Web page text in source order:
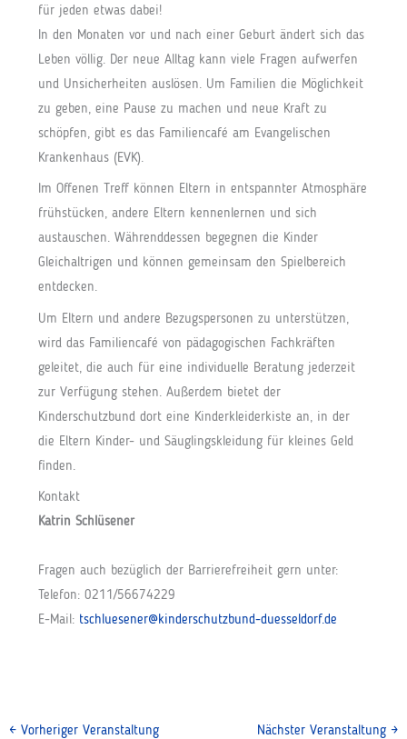
für jeden etwas dabei!
In den Monaten vor und nach einer Geburt ändert sich das
Leben völlig. Der neue Alltag kann viele Fragen aufwerfen
und Unsicherheiten auslösen. Um Familien die Möglichkeit
zu geben, eine Pause zu machen und neue Kraft zu
schöpfen, gibt es das Familiencafé am Evangelischen
Krankenhaus (EVK).
Im Offenen Treff können Eltern in entspannter Atmosphäre
frühstücken, andere Eltern kennenlernen und sich
austauschen. Währenddessen begegnen die Kinder
Gleichaltrigen und können gemeinsam den Spielbereich
entdecken.
Um Eltern und andere Bezugspersonen zu unterstützen,
wird das Familiencafé von pädagogischen Fachkräften
geleitet, die auch für eine individuelle Beratung jederzeit
zur Verfügung stehen. Außerdem bietet der
Kinderschutzbund dort eine Kinderkleiderkiste an, in der
die Eltern Kinder- und Säuglingskleidung für kleines Geld
finden.
Kontakt
Katrin Schlüsener
Fragen auch bezüglich der Barrierefreiheit gern unter:
Telefon: 0211/56674229
E-Mail: tschluesener@kinderschutzbund-duesseldorf.de
←Vorheriger Veranstaltung Nächster Veranstaltung →